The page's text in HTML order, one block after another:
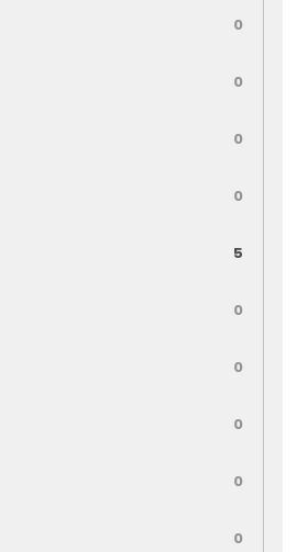
0
0
0
0
5
0
0
0
0
0